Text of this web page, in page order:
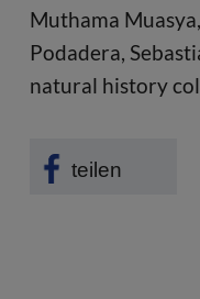
Muthama
Podadera,
natural history
teilen